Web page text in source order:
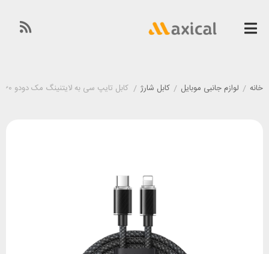
خانه / لوازم جانبی موبایل / کابل شارژ / کابل تایپ سی به لایتنینگ مک دودو Mcdodo CA-3660 طول 1.2 متر توان 36 وات